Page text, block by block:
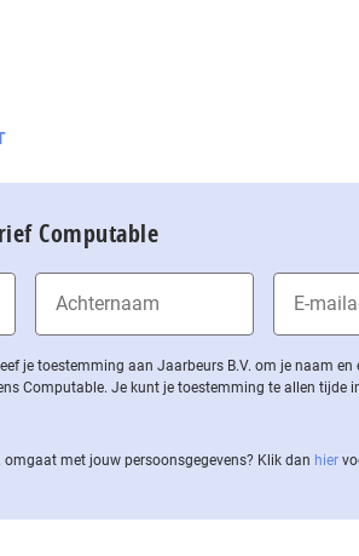
Computable
je toestemming aan Jaarbeurs B.V. om je naam en
Computable. Je kunt je toestemming te allen tijde
omgaat met jouw per­soons­ge­ge­vens? Klik dan hier